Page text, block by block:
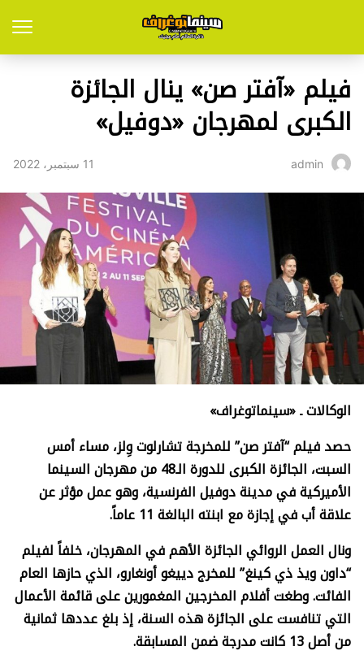
فيلم «آفتر صن» ينال الجائزة
الكبرى لمهرجان «دوفيل»
admin 11 سبتمبر، 2022
الوكالات ـ «سينماتوغراف»
حصد فيلم “آفتر صن” للمخرجة تشارلوت وِلز، مساء أمس
السبت، الجائزة الكبرى للدورة الـ48 من مهرجان السينما
الأميركية في مدينة دوفيل الفرنسية، وهو عمل مؤثر عن
علاقة أب في إجازة مع ابنته البالغة 11 عاماً.
ونال العمل الروائي الجائزة الأهم في المهرجان، خلفاً لفيلم
“داون ويذ ذي كينغ” للمخرج دييغو أونغارو، الذي حازها العام
الفائت. وطغت أفلام المخرجين المغمورين على قائمة الأعمال
التي تنافست على الجائزة هذه السنة، إذ بلغ عددها ثمانية
من أصل 13 كانت مدرجة ضمن المسابقة.